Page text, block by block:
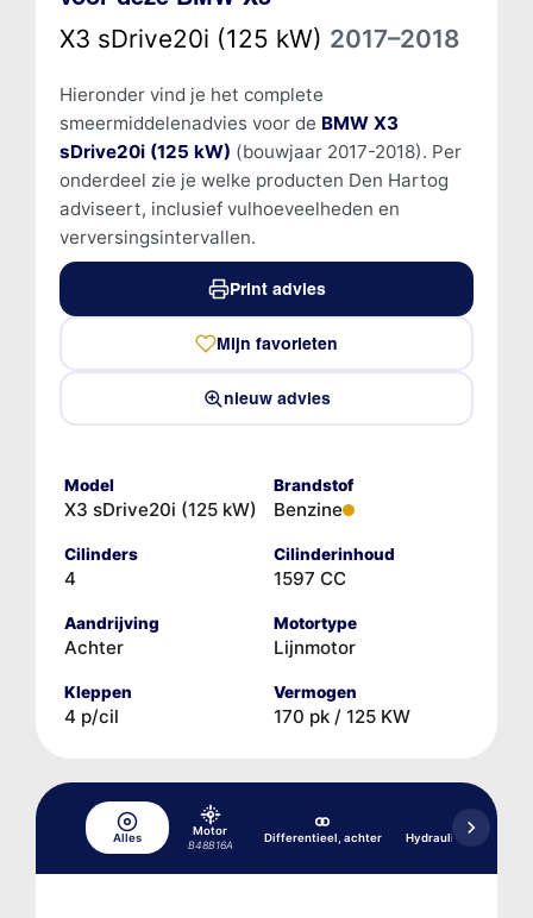
X3 sDrive20i (125 kW) 2017–2018
Hieronder vind je het complete
smeermiddelenadvies voor de BMW X3
sDrive20i (125 kW) (bouwjaar 2017-2018). Per
onderdeel zie je welke producten Den Hartog
adviseert, inclusief vulhoeveelheden en
verversingsintervallen.
Print advies
Mijn favorieten
nieuw advies
Model
X3 sDrive20i (125 kW)
Brandstof
Benzine
Cilinders
4
Cilinderinhoud
1597 CC
Aandrijving
Achter
Motortype
Lijnmotor
Kleppen
4 p/cil
Vermogen
170 pk / 125 KW
Alles
Motor
B48B16A
Differentieel, achter Hydraulisch